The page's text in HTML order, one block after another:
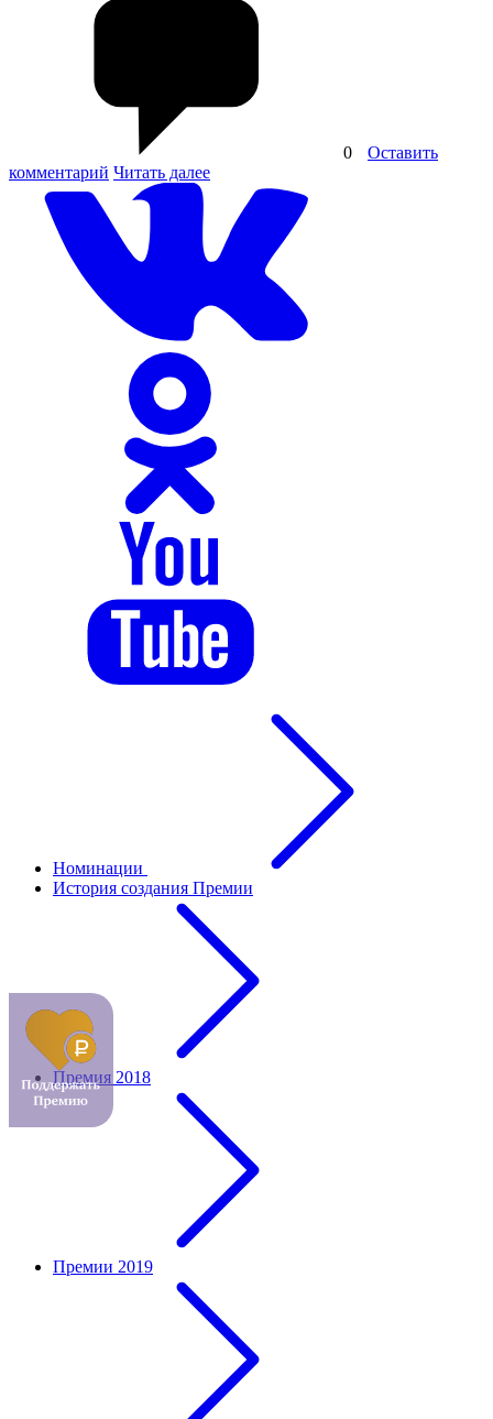
0
Оставить
комментарий Читать далее
Номинации
История создания Премии
Премия 2018
Премии 2019